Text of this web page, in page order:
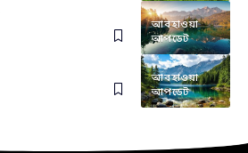
আবহাওয়া
আপডেট
আবহাওয়া
আপডেট